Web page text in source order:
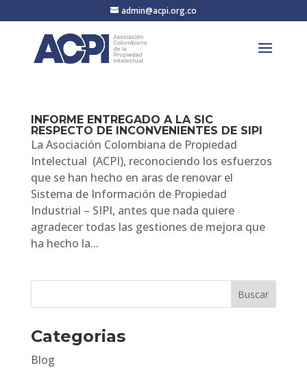
admin@acpi.org.co
INFORME ENTREGADO A LA SIC
RESPECTO DE INCONVENIENTES DE SIPI
La Asociación Colombiana de Propiedad
Intelectual (ACPI), reconociendo los esfuerzos
que se han hecho en aras de renovar el
Sistema de Información de Propiedad
Industrial – SIPI, antes que nada quiere
agradecer todas las gestiones de mejora que
ha hecho la...
Categorias
Blog